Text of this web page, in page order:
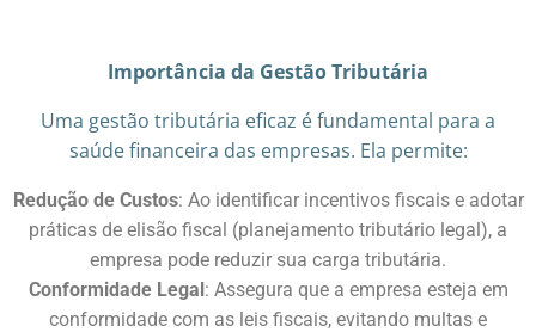
Importância da Gestão Tributária
Uma gestão tributária eficaz é fundamental para a
saúde financeira das empresas. Ela permite:​
Redução de Custos: Ao identificar incentivos fiscais e adotar
práticas de elisão fiscal (planejamento tributário legal), a
empresa pode reduzir sua carga tributária.​
Conformidade Legal: Assegura que a empresa esteja em
conformidade com as leis fiscais, evitando multas e